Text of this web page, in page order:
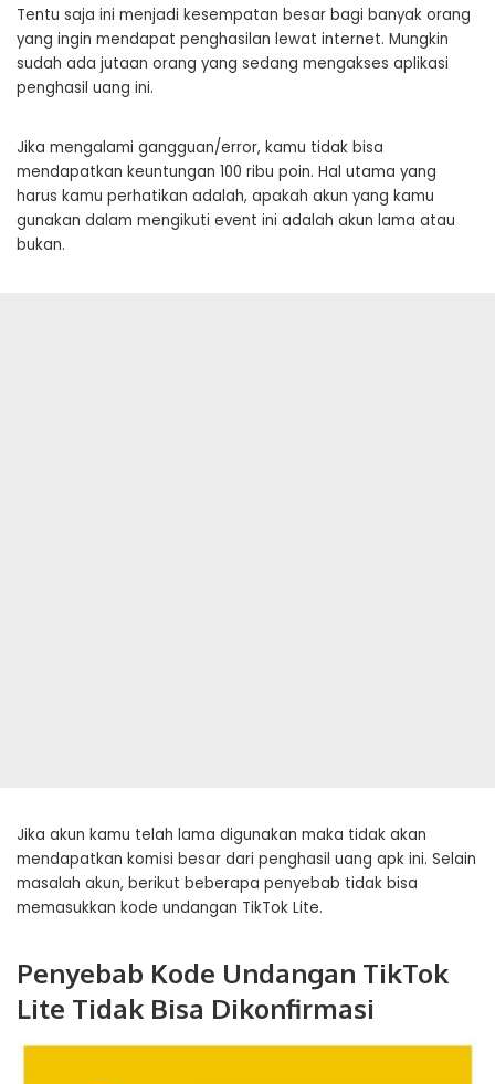
Tentu saja ini menjadi kesempatan besar bagi banyak orang
yang ingin mendapat penghasilan lewat internet. Mungkin
sudah ada jutaan orang yang sedang mengakses aplikasi
penghasil uang ini.
Jika mengalami gangguan/error, kamu tidak bisa
mendapatkan keuntungan 100 ribu poin. Hal utama yang
harus kamu perhatikan adalah, apakah akun yang kamu
gunakan dalam mengikuti event ini adalah akun lama atau
bukan.
Jika akun kamu telah lama digunakan maka tidak akan
mendapatkan komisi besar dari penghasil uang apk ini. Selain
masalah akun, berikut beberapa penyebab tidak bisa
memasukkan kode undangan TikTok Lite.
Penyebab Kode Undangan TikTok
Lite Tidak Bisa Dikonfirmasi